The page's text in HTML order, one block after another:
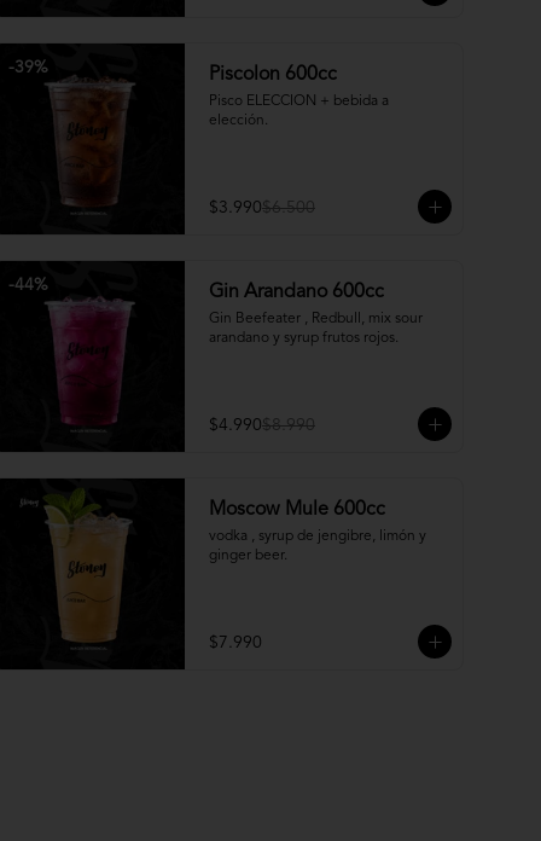
-39% Piscolon 600cc
Pisco ELECCION + bebida a
elección.
$3.990$6.500
-44% Gin Arandano 600cc
Gin Beefeater , Redbull, mix sour
arandano y syrup frutos rojos.
$4.990$8.990
Moscow Mule 600cc
vodka , syrup de jengibre, limón y
ginger beer.
$7.990